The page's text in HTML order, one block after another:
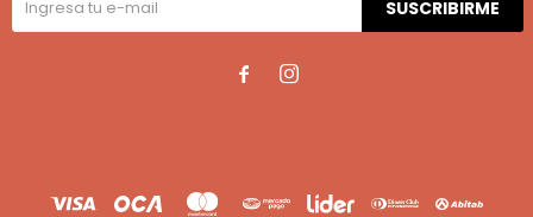
SUSCRIBIRME
 